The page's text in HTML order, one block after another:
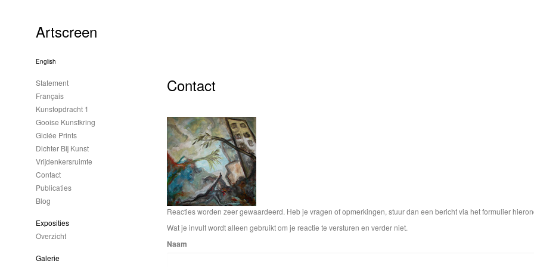
Contact
Reacties worden zeer gewaardeerd. Heb je vragen of opmerkingen, stuur dan een bericht via het formulier
Wat je invult wordt alleen gebruikt om je reactie te versturen en verder niet.
Naam
Artscreen
English
Statement
Français
Kunstopdracht 1
Gooise Kunstkring
Giclée Prints
Dichter Bij Kunst
Vrijdenkersruimte
Contact
Publicaties
Blog
Exposities
Overzicht
Galerie